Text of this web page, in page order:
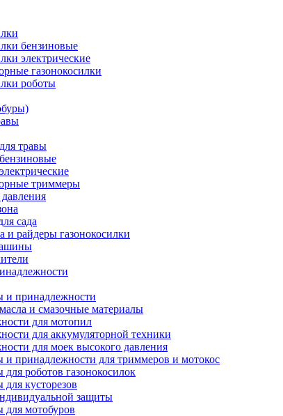
бензиновые
электрические
газонокосилки
роботы
травы
триммеры
сада
и райдеры газонокосилки
и принадлежности
и смазочные материалы
для мотопил
для аккумуляторной техники
для моек высокого давления
и принадлежности для триммеров и мотокос
для роботов газонокосилок
для кусторезов
защиты
для мотобуров